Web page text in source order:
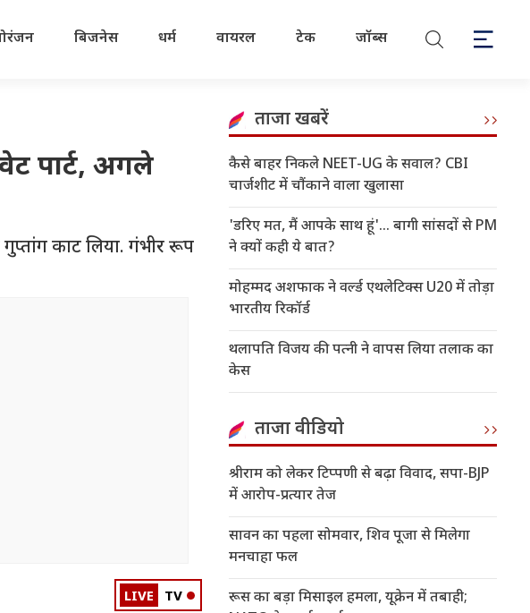
बिजनेस धर्म वायरल टेक जॉब्स
पार्ट, अगले
काट लिया. गंभीर रूप
LIVE TV
ताजा खबरें
कैसे बाहर निकले NEET-UG के सवाल? CBI
चार्जशीट में चौंकाने वाला खुलासा
'डरिए मत, मैं आपके साथ हूं'... बागी सांसदों से PM
ने क्यों कही ये बात?
मोहम्मद अशफाक ने वर्ल्ड एथलेटिक्स U20 में तोड़ा
भारतीय रिकॉर्ड
थलापति विजय की पत्नी ने वापस लिया तलाक का
केस
ताजा वीडियो
श्रीराम को लेकर टिप्पणी से बढ़ा विवाद, सपा-BJP
में आरोप-प्रत्यार तेज
सावन का पहला सोमवार, शिव पूजा से मिलेगा
मनचाहा फल
रूस का बड़ा मिसाइल हमला, यूक्रेन में तबाही;